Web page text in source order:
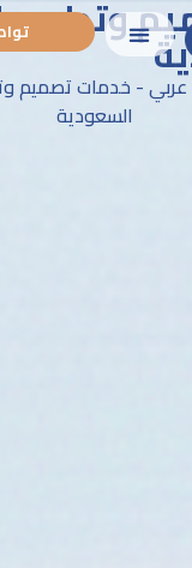
وتطوير
- خدمات تصميم
السعودية